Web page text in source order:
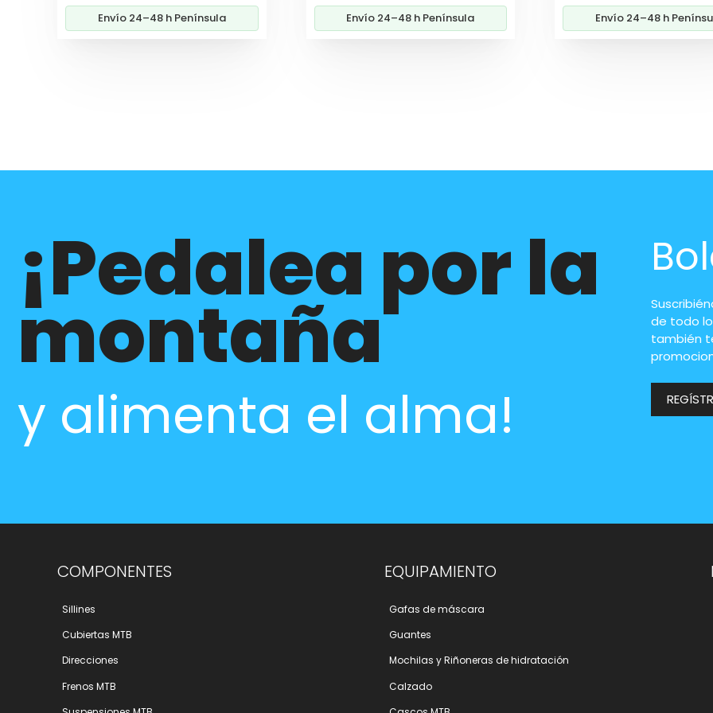
10,90€
hasta
Envío 24–48 h Península
era:
39,90€.
es:
36,60€.
Envío 24–48 h Península Envío 24–48 h
¡Pedalea por la
montaña
y alimenta el alma!
de todo
también
COMPONENTES
Sillines
Cubiertas MTB
Direcciones
Frenos MTB
EQUIPAMIENTO
Gafas de máscara
Guantes
Mochilas y Riñoneras de hidratación
Calzado